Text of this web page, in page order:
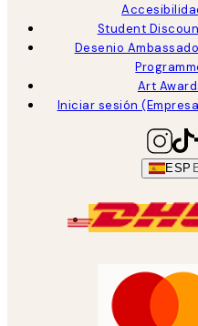
Student
Desenio
Art
Iniciar sesión
ESP